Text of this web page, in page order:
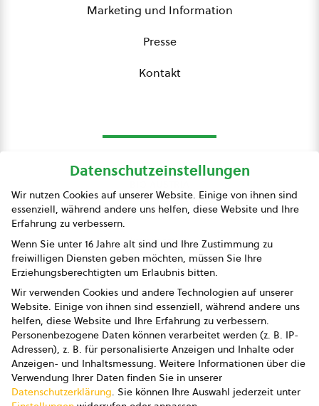
Marketing und Information
Presse
Kontakt
Presse
Impressum
Datenschutz
AGB
AGB Marketing GmbH
AGB Bildung
Newsletter
Datenschutzeinstellungen
Wir nutzen Cookies auf unserer Website. Einige von ihnen sind
essenziell, während andere uns helfen, diese Website und Ihre
Erfahrung zu verbessern.
Wenn Sie unter 16 Jahre alt sind und Ihre Zustimmung zu
freiwilligen Diensten geben möchten, müssen Sie Ihre
Erziehungsberechtigten um Erlaubnis bitten.
Wir verwenden Cookies und andere Technologien auf unserer
Website. Einige von ihnen sind essenziell, während andere uns
helfen, diese Website und Ihre Erfahrung zu verbessern.
Personenbezogene Daten können verarbeitet werden (z. B. IP-
Adressen), z. B. für personalisierte Anzeigen und Inhalte oder
Anzeigen- und Inhaltsmessung. Weitere Informationen über die
Verwendung Ihrer Daten finden Sie in unserer
Datenschutzerklärung. Sie können Ihre Auswahl jederzeit unter